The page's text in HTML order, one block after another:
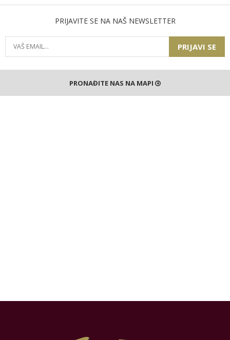
PRIJAVITE SE NA NAŠ NEWSLETTER
PRIJAVI SE
PRONAĐITE NAS NA MAPI